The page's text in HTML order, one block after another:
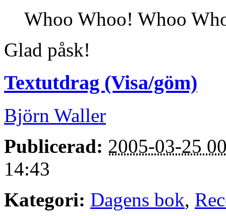
Whoo Whoo! Whoo
Glad påsk!
Textutdrag (Visa/göm)
Björn Waller
Publicerad: 2005-03-25
14:43
Kategori: Dagens bok,